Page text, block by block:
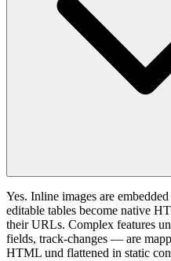
Yes. Inline images are
editable tables become native
their URLs. Complex features
fields, track-changes — are
HTML und flattened in static